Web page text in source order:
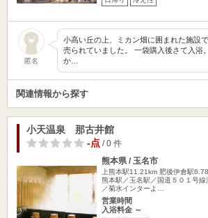
匿名
小高い丘の上、ミカン畑に囲まれた施設
売られていました。 一袋購入後さて入浴
か…
関連情報から探す
小天温泉 那古井館
-点/ 0 件
熊本県 / 玉名市
上熊本駅11.21km 肥後伊倉駅
熊本駅／玉名駅／国道５０１号
／菊水インターよ…
営業時間
入浴料金 ～